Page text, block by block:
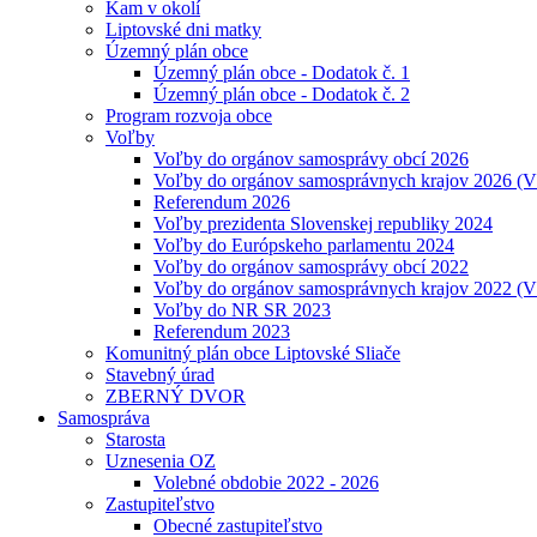
Kam v okolí
Liptovské dni matky
Územný plán obce
Územný plán obce - Dodatok č. 1
Územný plán obce - Dodatok č. 2
Program rozvoja obce
Voľby
Voľby do orgánov samosprávy obcí 2026
Voľby do orgánov samosprávnych krajov 2026
Referendum 2026
Voľby prezidenta Slovenskej republiky 2024
Voľby do Európskeho parlamentu 2024
Voľby do orgánov samosprávy obcí 2022
Voľby do orgánov samosprávnych krajov 2022
Voľby do NR SR 2023
Referendum 2023
Komunitný plán obce Liptovské Sliače
Stavebný úrad
ZBERNÝ DVOR
Samospráva
Starosta
Uznesenia OZ
Volebné obdobie 2022 - 2026
Zastupiteľstvo
Obecné zastupiteľstvo